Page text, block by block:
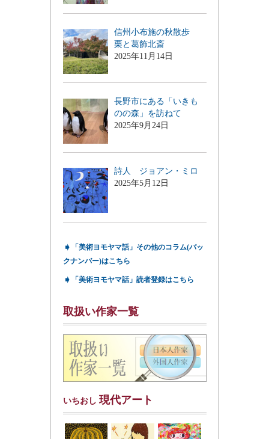
信州小布施の秋散歩
栗と葛飾北斎
2025年11月14日
長野市にある「いきも
のの森」を訪ねて
2025年9月24日
詩人 ジョアン・ミロ
2025年5月12日
➧
「美術ヨモヤマ話」その他のコラム(バッ
クナンバー)はこちら
➧ 「美術ヨモヤマ話」読者登録はこちら
取扱い作家一覧
いちおし 現代アート